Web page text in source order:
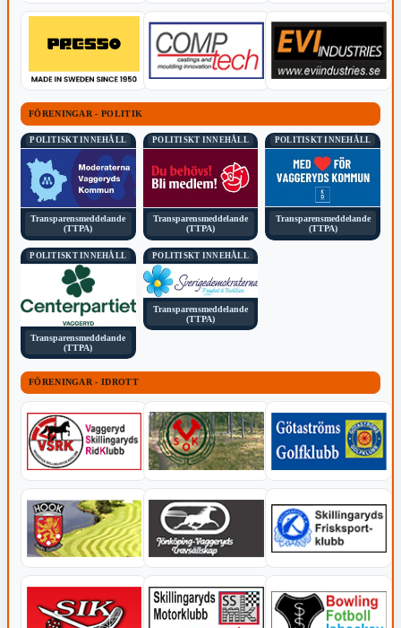
FÖRENINGAR - POLITIK
POLITISKT INNEHÅLL
Transparensmeddelande
(TTPA)
POLITISKT INNEHÅLL
Transparensmeddelande
(TTPA)
POLITISKT INNEHÅLL
Transparensmeddelande
(TTPA)
POLITISKT INNEHÅLL
Transparensmeddelande
(TTPA)
POLITISKT INNEHÅLL
Transparensmeddelande
(TTPA)
FÖRENINGAR - IDROTT